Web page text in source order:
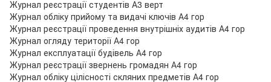
Журнал реєстрації студентів А3 верт
Журнал обліку прийому та видачі ключів А4 гор
Журнал реєстрації проведення внутрішніх аудитів А4 гор
Журнал огляду території А4 гор
Журнал експлуатації будівель А4 гор
Журнал реєстрації звернень громадян А4 гор
Журнал обліку цілісності скляних предметів А4 гор